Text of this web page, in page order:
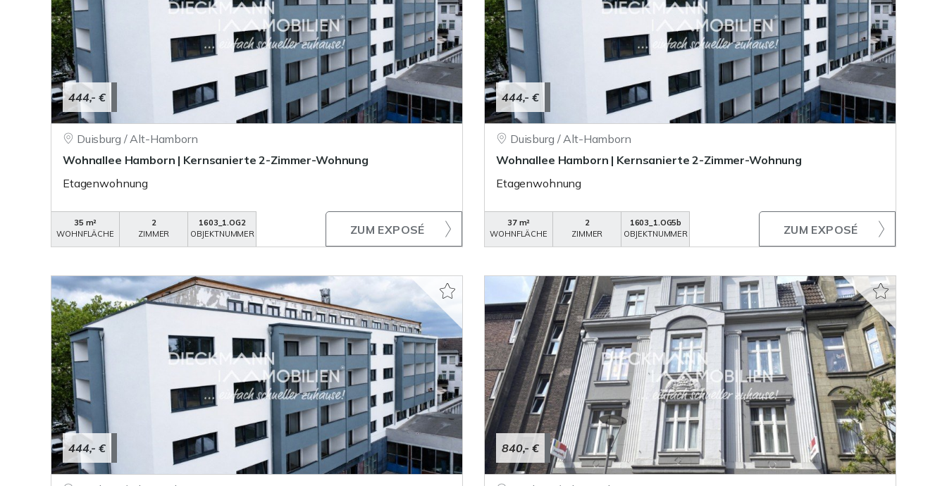
444,- €
Duisburg / Alt-Hamborn
Wohnallee Hamborn | Kernsanierte 2-Zimmer-Wohnung
Etagenwohnung
35 m²
WOHNFLÄCHE
2
ZIMMER
1603_1.OG2
OBJEKTNUMMER
ZUM EXPOSÉ
444,- €
Duisburg / Alt-Hamborn
Wohnallee Hamborn | Kernsanierte 2-Zimmer-Wohnung
Etagenwohnung
37 m²
WOHNFLÄCHE
2
ZIMMER
1603_1.OG5b
OBJEKTNUMMER
ZUM EXPOSÉ
444,- € 840,- €